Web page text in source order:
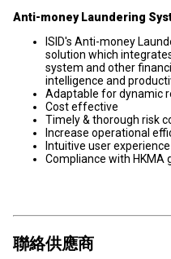
Anti-money Laundering
ISID's Anti-money
solution which
system and other
intelligence and
Adaptable for dynamic
Cost effective
Timely & thorough risk
Increase operational
Intuitive user experience
Compliance with HKMA
聯絡供應商